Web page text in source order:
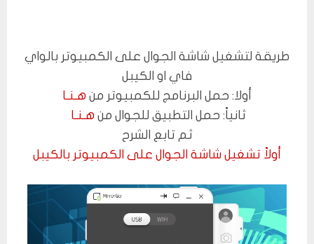
طريقة لتشغيل شاشة الجوال على الكمبيوتر بالواي
فاي او الكيبل
أولا: حمل البرنامج للكمبيوتر من هـنـا
ثانياً: حمل التطبيق للجوال من هـنـا
ثم تابع الشرح
أولاً تشغيل شاشة الجوال على الكمبيوتر بالكيبل